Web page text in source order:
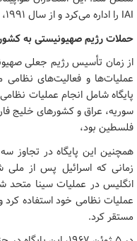
IAI را اداره می‌کرد و از سال ۱۹۹۱، هواپیماهای باراک F-۱۶D را نیز اداره می‌کرد.
حملات رژیم صهیونیستی به
از زمان تأسیس رژیم جعلی
عملیات‌ها و فعالیت‌های
پایگاه شامل انجام عملیات
سوریه، عراق و کشورهای خلیج
فلسطین بود،
زمانی که اسرائیل پس از
انگلیس در عملیات سینا متحد
عملیات نظامی خود استفاده کرد
مستقر کرد.